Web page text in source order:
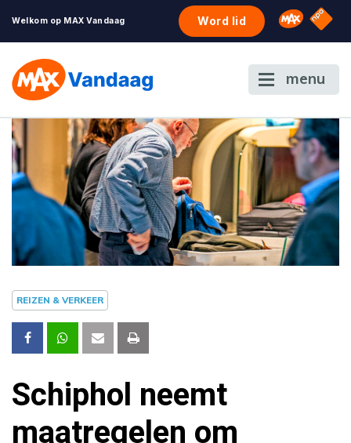
Welkom op MAX Vandaag Word lid Omroep
NPO
menu
REIZEN & VERKEER
Schiphol neemt
maatregelen om